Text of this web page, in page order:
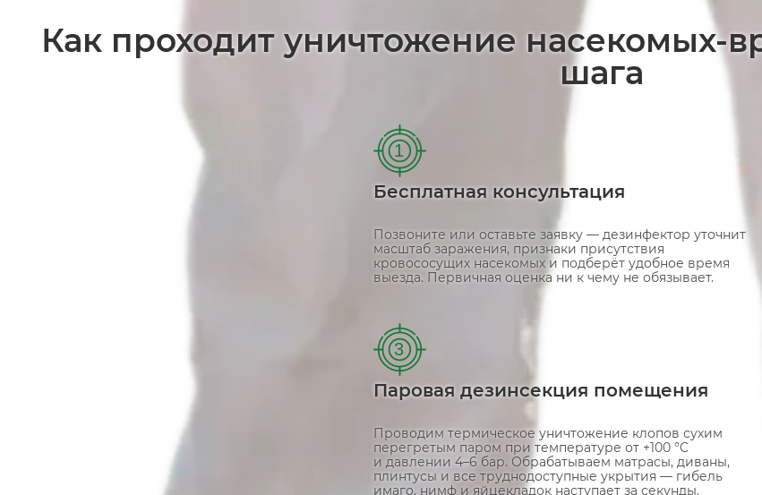
Как проходит уничтожение насекомых-
шага
1
Бесплатная консультация
Позвоните или оставьте заявку — дезинфектор уточнит
масштаб заражения, признаки присутствия
кровососущих насекомых и подберёт удобное время
выезда. Первичная оценка ни к чему не обязывает.
3
Паровая дезинсекция помещения
Проводим термическое уничтожение клопов сухим
перегретым паром при температуре от +100 °C
и давлении 4–6 бар. Обрабатываем матрасы, диваны,
плинтусы и все труднодоступные укрытия — гибель
имаго, нимф и яйцекладок наступает за секунды.